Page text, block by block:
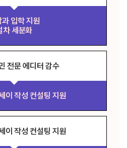
입학 지원
차 세분화
전문 에디터 감수
이 작성 컨설팅 지원
이 작성 컨설팅 지원